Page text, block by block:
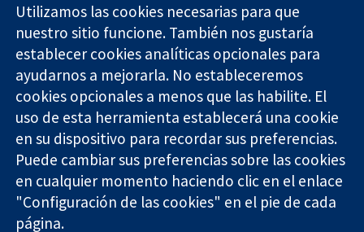
Evidencia fiable.
Decisiones
informadas.
Mejor salud.
11-13 Cavendish
Square
Londres
W1G 0AN
Reino Unido
Contacto
Noticias
Prensa
Sobre
nosotros
Empleo
Cochrane
Library
The Cochrane Collaboration is a charity (no. 1045921) and a
Utilizamos las cookies necesarias para que
nuestro sitio funcione. También nos gustaría
establecer cookies analíticas opcionales para
ayudarnos a mejorarla. No estableceremos
cookies opcionales a menos que las habilite. El
uso de esta herramienta establecerá una cookie
en su dispositivo para recordar sus preferencias.
Puede cambiar sus preferencias sobre las cookies
en cualquier momento haciendo clic en el enlace
"Configuración de las cookies" en el pie de cada
página.